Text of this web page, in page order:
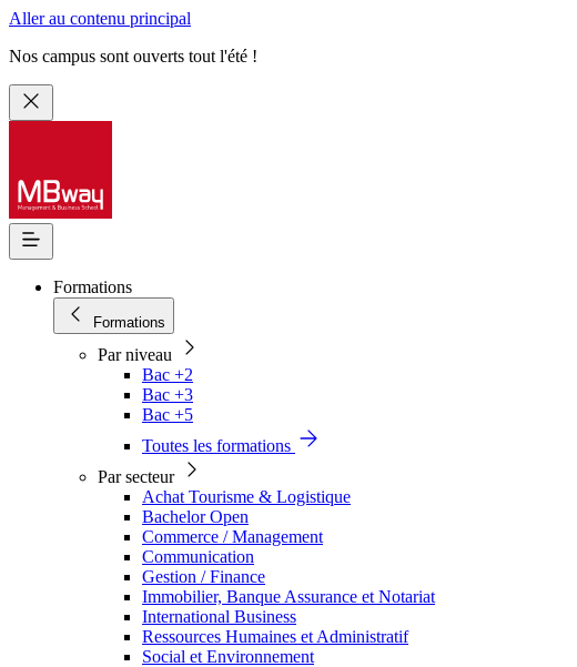
Aller au contenu principal
Nos campus sont ouverts tout l'été !
Formations
Formations
Par niveau
Bac +2
Bac +3
Bac +5
Toutes les formations
Par secteur
Achat Tourisme & Logistique
Bachelor Open
Commerce / Management
Communication
Gestion / Finance
Immobilier, Banque Assurance et Notariat
International Business
Ressources Humaines et Administratif
Social et Environnement